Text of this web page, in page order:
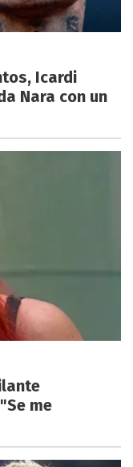
Icardi
Nara con un
me